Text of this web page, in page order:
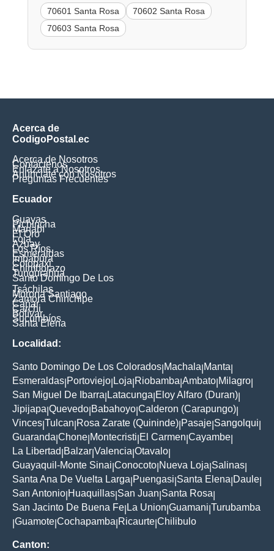
70601 Santa Rosa
70602 Santa Rosa
70603 Santa Rosa
Acerca de
CodigoPostal.ec
Acerca de Nosotros
Contáctenos
Enlázate a Nosotros
Anúnciate con Nosotros
Preguntas Frecuentes
Ecuador
Guayas
Pichincha
Manabí
El Oro
Loja
Azuay
Los Ríos
Esmeraldas
Imbabura
Cotopaxi
Chimborazo
Tungurahua
Santo Domingo De Los
Tsáchilas
Morona Santiago
Zamora Chinchipe
Cañar
Carchi
Bolívar
Sucumbíos
Santa Elena
Localidad:
Santo Domingo De Los Colorados Machala Manta
Esmeraldas Portoviejo Loja Riobamba Ambato Milagro
San Miguel De Ibarra Latacunga Eloy Alfaro (Duran)
Jipijapa Quevedo Babahoyo Calderon (Carapungo)
Vinces Tulcan Rosa Zarate (Quininde) Pasaje Sangolqui
Guaranda Chone Montecristi El Carmen Cayambe
La Libertad Balzar Valencia Otavalo
Guayaquil-Monte Sinai Conocoto Nueva Loja Salinas
Santa Ana De Vuelta Larga Puengasi Santa Elena Daule
San Antonio Huaquillas San Juan Santa Rosa
San Jacinto De Buena Fe La Union Guamani Turubamba
Guamote Cochapamba Ricaurte Chilibulo
Canton: